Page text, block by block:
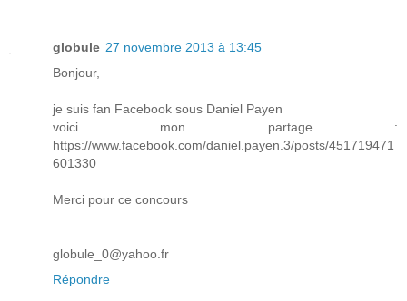
globule 27 novembre 2013 à 13:45
Bonjour,
je suis fan Facebook sous Daniel Payen
voici mon partage :
https://www.facebook.com/daniel.payen.3/posts/451719471
601330
Merci pour ce concours
globule_0@yahoo.fr
Répondre